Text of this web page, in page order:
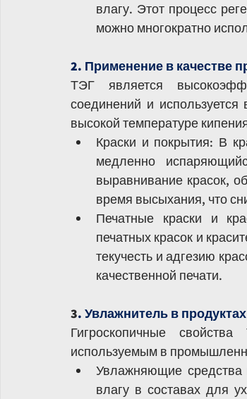
влагу. Этот процесс
можно многократно
2. Применение в качестве
ТЭГ является
соединений и
высокой температуре
Краски и покрытия: В
медленно
выравнивание красок,
время высыхания, что
Печатные краски и
печатных красок и
текучесть и адгезию
качественной печати.
3. Увлажнитель в
Гигроскопичные
используемым в
Увлажняющие средства
влагу в составах для